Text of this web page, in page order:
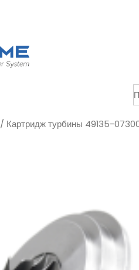
/ Картридж турбины 49135-